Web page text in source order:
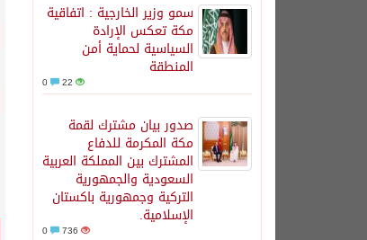
سمو وزير الخارجية : اتفاقية
مكة تعكس الإرادة
السياسية لحماية أمن
المنطقة
22
صدور بيان مشترك لقمة
مكة المكرمة للدفاع
المشترك بين المملكة العربية
السعودية والجمهورية
التركية وجمهورية باكستان
الإسلامية.
736